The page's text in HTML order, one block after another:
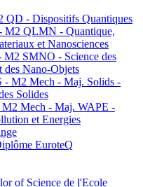
QD - Dispositifs Quantiques
QLMN - Quantique,
et Nanosciences
SMNO - Science des
des Nano-Objets
- M2 Mech - Maj. Solids -
Solides
Mech - Maj. WAPE -
et Energies
EuroteQ
of Science de l'Ecole